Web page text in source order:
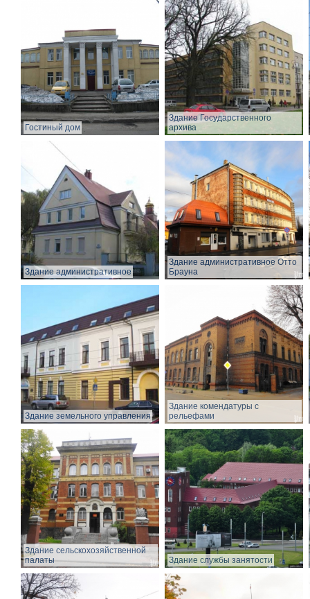
Гостиный дом
Здание Государственного
архива
Здание административное
Здание административное Отто
Брауна
Здание земельного управления
Здание комендатуры с
рельефами
Здание сельскохозяйственной
палаты
Здание службы занятости